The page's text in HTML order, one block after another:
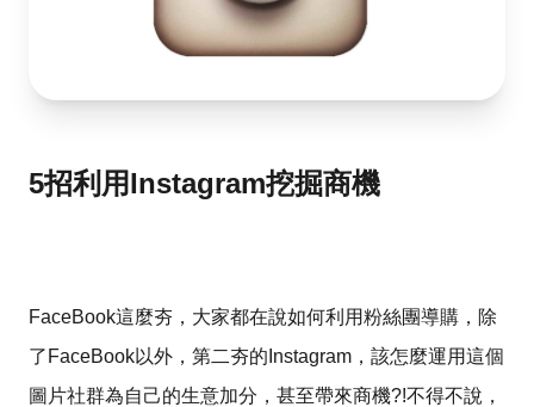
5招利用Instagram挖掘商機
FaceBook這麼夯，大家都在說如何利用粉絲團導購，除
了FaceBook以外，第二夯的Instagram，該怎麼運用這個
圖片社群為自己的生意加分，甚至帶來商機?!不得不說，